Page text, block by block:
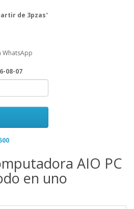
de 3pzas"
WhatsApp
08-07
AIO PC
en uno